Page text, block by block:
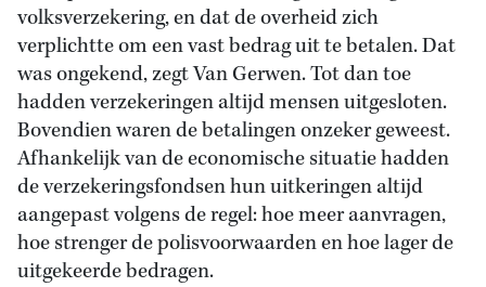
volksverzekering, en dat de overheid zich
verplichtte om een vast bedrag uit te betalen. Dat
was ongekend, zegt Van Gerwen. Tot dan toe
hadden verzekeringen altijd mensen uitgesloten.
Bovendien waren de betalingen onzeker geweest.
Afhankelijk van de economische situatie hadden
de verzekeringsfondsen hun uitkeringen altijd
aangepast volgens de regel: hoe meer aanvragen,
hoe strenger de polisvoorwaarden en hoe lager de
uitgekeerde bedragen.